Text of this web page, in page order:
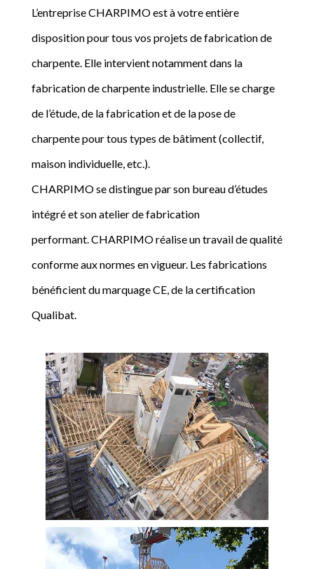
L’entreprise CHARPIMO est à votre entière
disposition pour tous vos projets de fabrication de
charpente. Elle intervient notamment dans la
fabrication de charpente industrielle. Elle se charge
de l’étude, de la fabrication et de la pose de
charpente pour tous types de bâtiment (collectif,
maison individuelle, etc.).
CHARPIMO se distingue par son bureau d’études
intégré et son atelier de fabrication
performant. CHARPIMO réalise un travail de qualité
conforme aux normes en vigueur. Les fabrications
bénéficient du marquage CE, de la certification
Qualibat.